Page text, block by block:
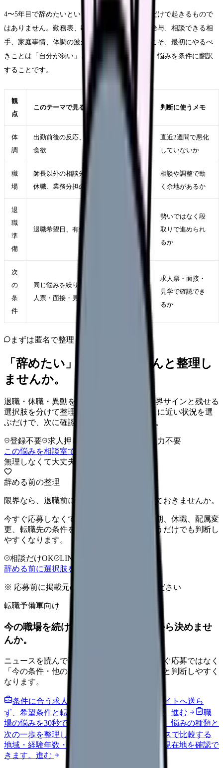
4〜5年目で辞めたいという悩みは、本人の性格だけで起きるもので
はありません。勤務表、教育体制、人員配置、給与、相談できる相
手、家庭事情、体調の波が重なります。だからこそ、最初にやるべ
きことは「自分が弱い」と決めることではなく、悩みを条件に翻訳
することです。
観
点
このテーマで見ること 判断に使うメモ
体
調
出勤前後の反応、休日の回復、睡眠・
食欲
直近2週間で悪化
していないか
職
場
師長以外の相談先、異動、勤務調整、
休職、業務分担の見直しが使えるか
相談や調整で動
く余地があるか
退
職
準
備
退職希望日、有休、引き継ぎ、生活費
勢いではなく段
取りで進められ
るか
次
の
条
件
同じ悩みを繰り返さない勤務条件を求
人票・面接・見学で確認する
求人票・面接・
見学で確認でき
るか
まずは匿名で整理
「辞めたい」を、カンゴさんと整理し
ませんか。
退職・休職・異動を急いで決める前に、限界サインと残せる
選択肢を分けて整理します。 「辞めたい」に近い状況を選
ぶだけで、次に確認することまで進めます。
登録不要 求人押し売りなし
病院名は入力不要
この悩みを相談室で整理する
無理しなくて大丈夫
辞める前の整理
限界なら、退職前に次の逃げ道だけ確保しておきませんか。
今すぐ応募しなくても大丈夫です。退職時期、休職、配属変
更、転職先の条件を第三者に整理してもらうだけでも判断し
やすくなります。
相談だけOK LINE相談OK
辞める前に選択肢を確認する
※ 応募前に掲載元の最新情報を確認してください
転職予備軍向け
今の職場を続けるか、条件を比べてから決めませ
んか。
ニュースを読んで不安が強くなった時は、すぐ応募ではなく
「今の条件・他の選択肢・相談先」を分けると判断しやすく
なります。
条件に合う求人通知を受け取る
外部転職サイトへ送ら
ず、希望条件と転職時期を自社で預かります。 進む
職
場の悩みを30秒で診断
辞めるべきか迷う前に、悩みの種類と
次の一歩を整理します。
給料コンパスで比較する
地域・経験年数・施設形態から、今の給料の現在地を確認で
きます。 進む